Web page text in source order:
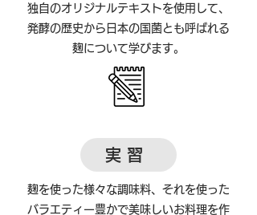
独自のオリジナルテキストを使用して、
発酵の歴史から日本の国菌とも呼ばれる
麹について学びます。
実習
麹を使った様々な調味料、それを使った
バラエティー豊かで美味しいお料理を作